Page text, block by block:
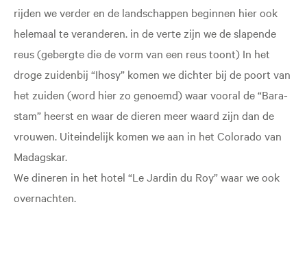
rijden we verder en de landschappen beginnen hier ook
helemaal te veranderen. in de verte zijn we de slapende
reus (gebergte die de vorm van een reus toont) In het
droge zuidenbij “Ihosy” komen we dichter bij de poort van
het zuiden (word hier zo genoemd) waar vooral de “Bara-
stam” heerst en waar de dieren meer waard zijn dan de
vrouwen. Uiteindelijk komen we aan in het Colorado van
Madagskar.
We dineren in het hotel “Le Jardin du Roy” waar we ook
overnachten.